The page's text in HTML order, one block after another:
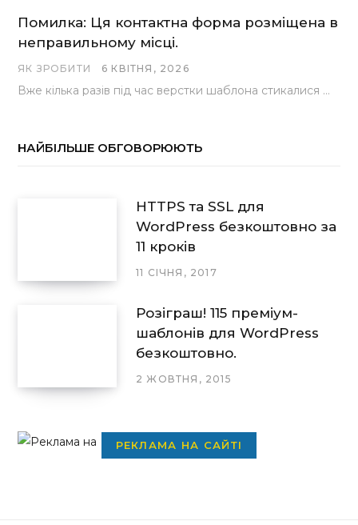
Помилка: Ця контактна форма розміщена в
неправильному місці.
ЯК ЗРОБИТИ 6 КВІТНЯ, 2026
Вже кілька разів під час верстки шаблона стикалися з проблемою, коли замість контактної форми, згенерованої…
НАЙБІЛЬШЕ ОБГОВОРЮЮТЬ
HTTPS та SSL для
WordPress безкоштовно за
11 кроків
11 СІЧНЯ, 2017
Розіграш! 115 преміум-
шаблонів для WordPress
безкоштовно.
2 ЖОВТНЯ, 2015
РЕКЛАМА НА САЙТІ